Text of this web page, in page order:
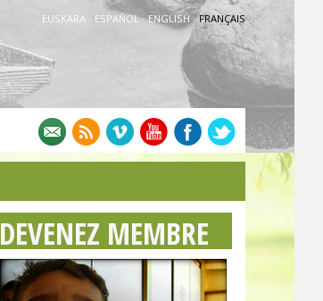
EUSKARA · ESPAÑOL· ENGLISH · FRANÇAIS
DEVENEZ MEMBRE